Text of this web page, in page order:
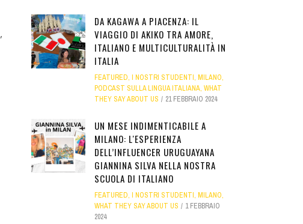
,
DA KAGAWA A PIACENZA: IL
VIAGGIO DI AKIKO TRA AMORE,
ITALIANO E MULTICULTURALITÀ IN
ITALIA
FEATURED, I NOSTRI STUDENTI, MILANO,
PODCAST SULLA LINGUA ITALIANA, WHAT
THEY SAY ABOUT US
21 FEBBRAIO 2024
UN MESE INDIMENTICABILE A
MILANO: L'ESPERIENZA
DELL’INFLUENCER URUGUAYANA
GIANNINA SILVA NELLA NOSTRA
SCUOLA DI ITALIANO
FEATURED, I NOSTRI STUDENTI, MILANO,
WHAT THEY SAY ABOUT US
1 FEBBRAIO
2024